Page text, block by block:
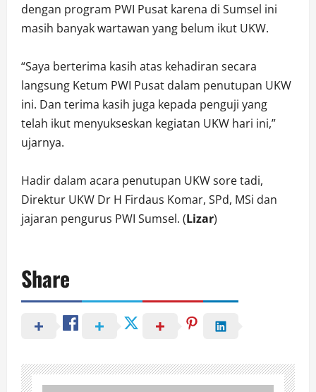
dengan program PWI Pusat karena di Sumsel ini
masih banyak wartawan yang belum ikut UKW.
“Saya berterima kasih atas kehadiran secara
langsung Ketum PWI Pusat dalam penutupan UKW
ini. Dan terima kasih juga kepada penguji yang
telah ikut menyukseskan kegiatan UKW hari ini,”
ujarnya.
Hadir dalam acara penutupan UKW sore tadi,
Direktur UKW Dr H Firdaus Komar, SPd, MSi dan
jajaran pengurus PWI Sumsel. (Lizar)
Share